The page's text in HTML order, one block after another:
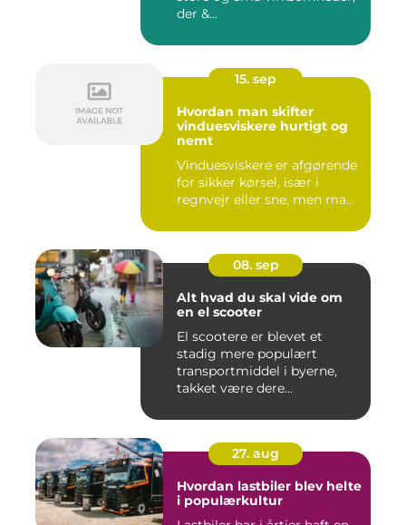
der &...
15. sep
Hvordan man skifter
vinduesviskere hurtigt og
nemt
Vinduesviskere er afgørende
for sikker kørsel, især i
regnvejr eller sne, men ma...
08. sep
Alt hvad du skal vide om
en el scooter
El scootere er blevet et
stadig mere populært
transportmiddel i byerne,
takket være dere...
27. aug
Hvordan lastbiler blev helte
i populærkultur